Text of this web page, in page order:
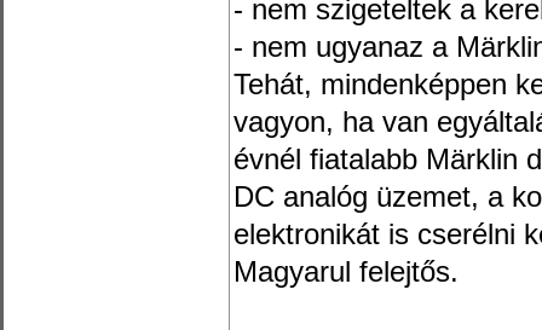
- nem szigeteltek a
- nem ugyanaz a
Tehát, mindenképpen
vagyon, ha van
évnél fiatalabb Märklin
DC analóg üzemet, a
elektronikát is cserélni
Magyarul felejtős.